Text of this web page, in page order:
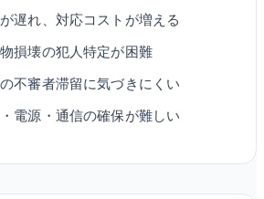
遅れ、対応コストが増える
損壊の犯人特定が困難
不審者滞留に気づきにくい
電源・通信の確保が難しい